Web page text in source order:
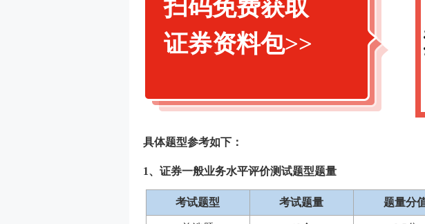
扫码免费获取
证券资料包>>
具体题型参考如下：
1、证券一般业务水平评价测试题型题量
考试题型 考试题量 题量分